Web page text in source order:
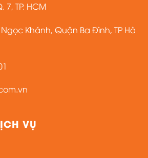
TP. HCM
Khánh, Quận Ba Đình, TP Hà
VỤ